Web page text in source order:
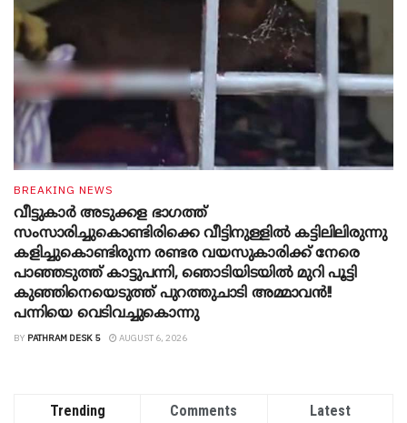
BREAKING NEWS
വീട്ടുകാർ അ‌ടുക്കള ഭാ​ഗത്ത്
സംസാരിച്ചുകൊണ്ടിരിക്കെ വീട്ടിനുള്ളിൽ കട്ടിലിലിരുന്നു
കളിച്ചുകൊണ്ടിരുന്ന രണ്ടര വയസുകാരിക്ക് നേരെ
പാഞ്ഞടുത്ത് കാട്ടുപന്നി, ‍ഞൊടിയി‌ടയിൽ മുറി പൂട്ടി
കുഞ്ഞിനെയെടുത്ത് പുറത്തുചാടി അമ്മാവൻ!!
പന്നിയെ വെടിവച്ചുകൊന്നു
BY PATHRAM DESK 5 AUGUST 6, 2026
Trending Comments Latest